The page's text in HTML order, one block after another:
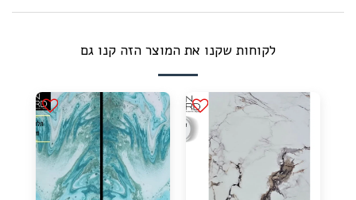
לקוחות שקנו את המוצר הזה קנו גם